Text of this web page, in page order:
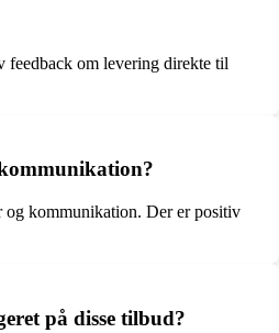
feedback om levering direkte til
og kommunikation. Der er positiv
på disse tilbud?